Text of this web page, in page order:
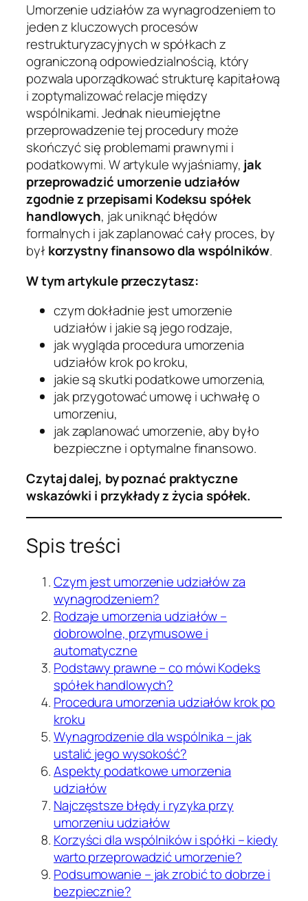
Umorzenie udziałów za wynagrodzeniem to
jeden z kluczowych procesów
restrukturyzacyjnych w spółkach z
ograniczoną odpowiedzialnością, który
pozwala uporządkować strukturę kapitałową
i zoptymalizować relacje między
wspólnikami. Jednak nieumiejętne
przeprowadzenie tej procedury może
skończyć się problemami prawnymi i
podatkowymi. W artykule wyjaśniamy, jak
przeprowadzić umorzenie udziałów
zgodnie z przepisami Kodeksu spółek
handlowych, jak uniknąć błędów
formalnych i jak zaplanować cały proces, by
był korzystny finansowo dla wspólników.
W tym artykule przeczytasz:
czym dokładnie jest umorzenie
udziałów i jakie są jego rodzaje,
jak wygląda procedura umorzenia
udziałów krok po kroku,
jakie są skutki podatkowe umorzenia,
jak przygotować umowę i uchwałę o
umorzeniu,
jak zaplanować umorzenie, aby było
bezpieczne i optymalne finansowo.
Czytaj dalej, by poznać praktyczne
wskazówki i przykłady z życia spółek.
Spis treści
Czym jest umorzenie udziałów za
wynagrodzeniem?
Rodzaje umorzenia udziałów –
dobrowolne, przymusowe i
automatyczne
Podstawy prawne – co mówi Kodeks
spółek handlowych?
Procedura umorzenia udziałów krok po
kroku
Wynagrodzenie dla wspólnika – jak
ustalić jego wysokość?
Aspekty podatkowe umorzenia
udziałów
Najczęstsze błędy i ryzyka przy
umorzeniu udziałów
Korzyści dla wspólników i spółki – kiedy
warto przeprowadzić umorzenie?
Podsumowanie – jak zrobić to dobrze i
bezpiecznie?